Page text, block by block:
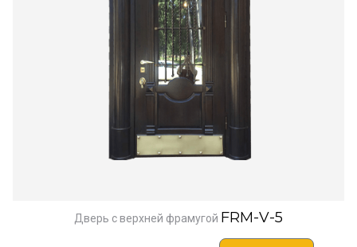
Дверь с верхней фрамугой FRM-V-5